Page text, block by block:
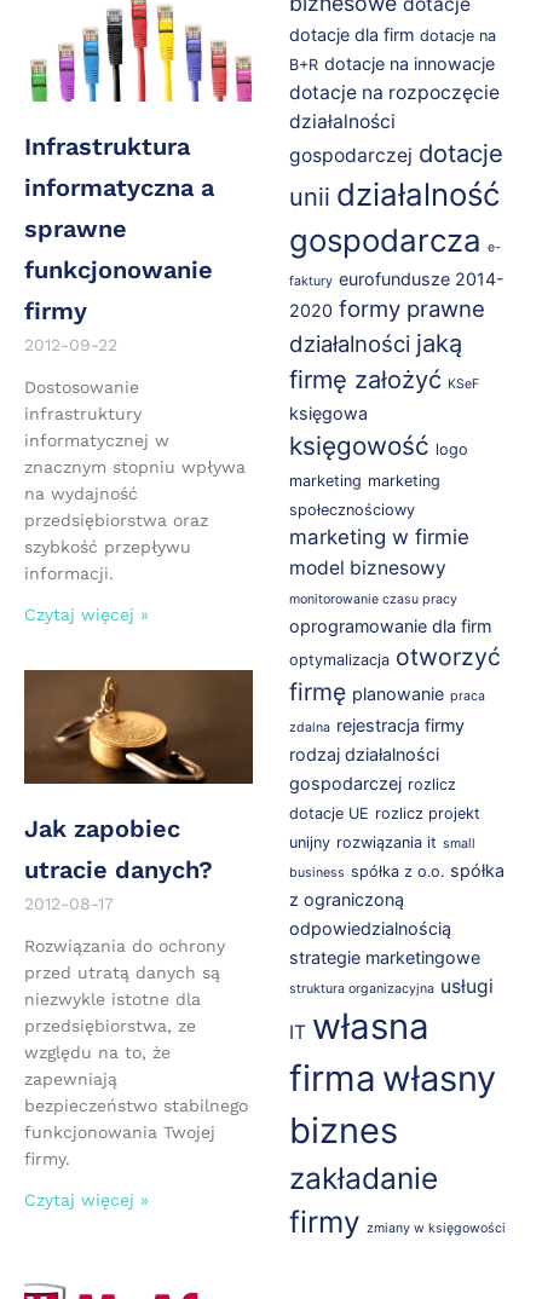
Infrastruktura
informatyczna a
sprawne
funkcjonowanie
firmy
2012-09-22
Dostosowanie
infrastruktury
informatycznej w
znacznym stopniu wpływa
na wydajność
przedsiębiorstwa oraz
szybkość przepływu
informacji.
Czytaj więcej »
Jak zapobiec
utracie danych?
2012-08-17
Rozwiązania do ochrony
przed utratą danych są
niezwykle istotne dla
przedsiębiorstwa, ze
względu na to, że
zapewniają
bezpieczeństwo stabilnego
funkcjonowania Twojej
firmy.
Czytaj więcej »
dotacje dla firm dotacje na
B+R dotacje na innowacje
dotacje na rozpoczęcie
działalności
gospodarczej dotacje
unii działalność
gospodarcza e-
faktury eurofundusze 2014-
2020 formy prawne
działalności jaką
firmę założyć KSeF
księgowa
księgowość logo
marketing marketing
społecznościowy
marketing w firmie
model biznesowy
monitorowanie czasu pracy
oprogramowanie dla firm
optymalizacja otworzyć
firmę planowanie praca
zdalna rejestracja firmy
rodzaj działalności
gospodarczej rozlicz
dotacje UE rozlicz projekt
unijny rozwiązania it small
business spółka z o.o. spółka
z ograniczoną
odpowiedzialnością
strategie marketingowe
struktura organizacyjna usługi
IT własna
firma własny
biznes
zakładanie
firmy zmiany w księgowości